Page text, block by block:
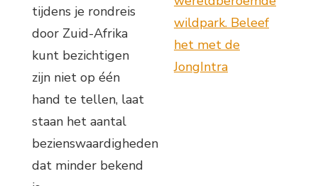
tijdens je rondreis
door Zuid-Afrika
kunt bezichtigen
zijn niet op één
hand te tellen, laat
staan het aantal
bezienswaardigheden
dat minder bekend
wildpark. Beleef
het met de
JongIntra